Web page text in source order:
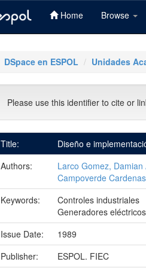
Home Browse
DSpace en ESPOL Unidades
Please use this identifier to cite or
Title:
Diseño e
Authors:
Larco Gomez,
Campoverde
Keywords:
Controles industriales
Generadores eléctricos
Issue Date:
1989
Publisher:
ESPOL. FIEC